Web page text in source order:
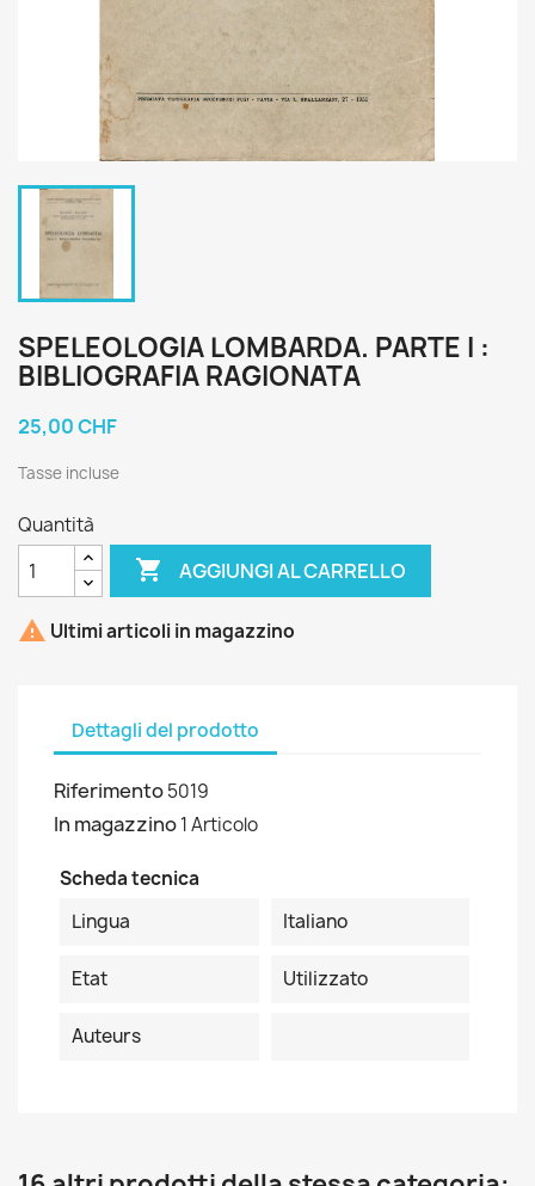
SPELEOLOGIA LOMBARDA. PARTE I :
BIBLIOGRAFIA RAGIONATA
25,00 CHF
Tasse incluse
Quantità
 AGGIUNGI AL CARRELLO
 Ultimi articoli in magazzino
Dettagli del prodotto
Riferimento5019
In magazzino1 Articolo
Scheda tecnica
Lingua
Italiano
Etat Utilizzato
Auteurs